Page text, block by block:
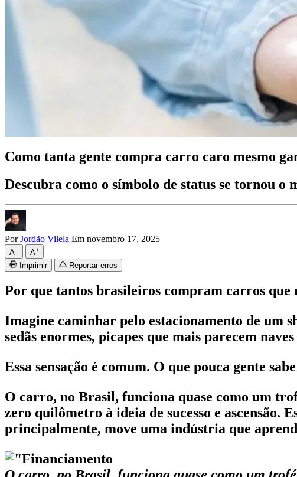
Como tanta gente compra carro caro mesmo
Descubra como o símbolo de status se tornou
PorJordão Vilela Em novembro 17, 2025
A− A+
Imprimir Reportar erros
Por que tantos brasileiros compram carros que
Imagine caminhar pelo estacionamento de um
sedãs enormes, picapes que mais parecem
Essa sensação é comum. O que pouca gente
O carro, no Brasil, funciona quase como um
zero quilômetro à ideia de sucesso e ascensão.
principalmente, move uma indústria que